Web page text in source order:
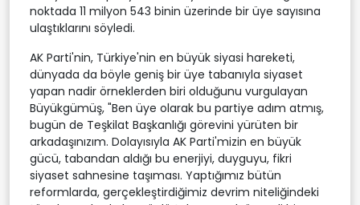
noktada 11 milyon 543 binin üzerinde bir üye sayısına
ulaştıklarını söyledi.
AK Parti'nin, Türkiye'nin en büyük siyasi hareketi,
dünyada da böyle geniş bir üye tabanıyla siyaset
yapan nadir örneklerden biri olduğunu vurgulayan
Büyükgümüş, "Ben üye olarak bu partiye adım atmış,
bugün de Teşkilat Başkanlığı görevini yürüten bir
arkadaşınızım. Dolayısıyla AK Parti'mizin en büyük
gücü, tabandan aldığı bu enerjiyi, duyguyu, fikri
siyaset sahnesine taşıması. Yaptığımız bütün
reformlarda, gerçekleştirdiğimiz devrim niteliğindeki